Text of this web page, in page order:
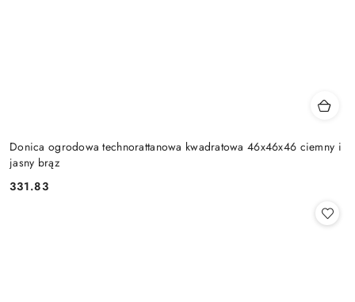
Donica ogrodowa technorattanowa kwadratowa 46x46x46 ciemny i
jasny brąz
Cena:
331.83